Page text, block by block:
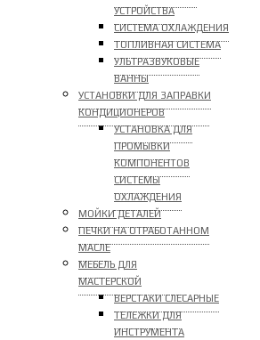
УСТРОЙСТВА
СИСТЕМА ОХЛАЖДЕНИЯ
ТОПЛИВНАЯ СИСТЕМА
УЛЬТРАЗВУКОВЫЕ
ВАННЫ
УСТАНОВКИ ДЛЯ ЗАПРАВКИ
КОНДИЦИОНЕРОВ
УСТАНОВКА ДЛЯ
ПРОМЫВКИ
КОМПОНЕНТОВ
СИСТЕМЫ
ОХЛАЖДЕНИЯ
МОЙКИ ДЕТАЛЕЙ
ПЕЧКИ НА ОТРАБОТАННОМ
МАСЛЕ
МЕБЕЛЬ ДЛЯ
МАСТЕРСКОЙ
ВЕРСТАКИ СЛЕСАРНЫЕ
ТЕЛЕЖКИ ДЛЯ
ИНСТРУМЕНТА